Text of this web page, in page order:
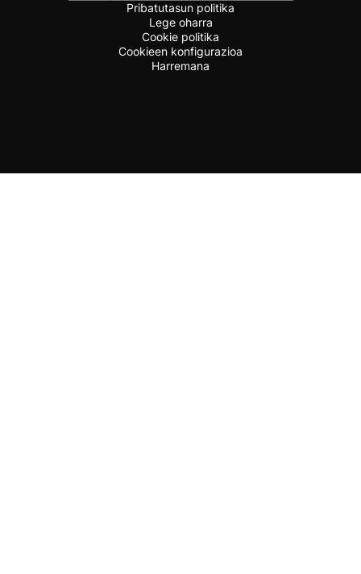
Pribatutasun politika
Lege oharra
Cookie politika
Cookieen konfigurazioa
Harremana